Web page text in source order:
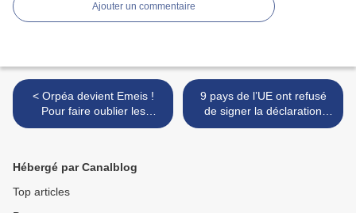
Ajouter un commentaire
< Orpéa devient Emeis !
Pour faire oublier les
scandales, les entreprises
9 pays de l’UE ont refusé
de signer la déclaration
européenne des droits
Hébergé par Canalblog
Top articles